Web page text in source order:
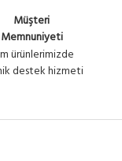
Müşteri
Memnuniyeti
ürünlerimizde
destek hizmeti